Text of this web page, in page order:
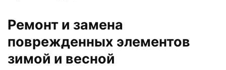
Ремонт и замена
поврежденных элементов
зимой и весной